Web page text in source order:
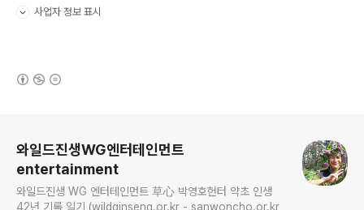
사업자 정보 표시
와일드진생WG엔터테인먼트
entertainment
와일드진생 WG 엔터테인먼트 草心 박영호헌터 약초 인생
42년 기록 일기 (wildginseng.or.kr - sanwoncho.or.kr